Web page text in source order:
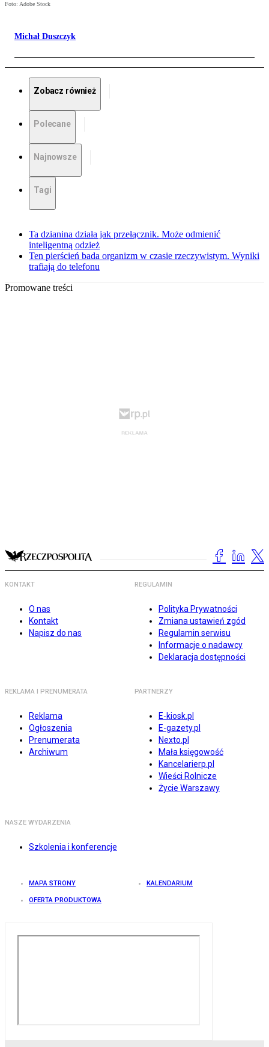
Foto: Adobe Stock
Michał Duszczyk
Zobacz również
Polecane
Najnowsze
Tagi
Ta dzianina działa jak przełącznik. Może odmienić
inteligentną odzież
Ten pierścień bada organizm w czasie rzeczywistym. Wyniki
trafiają do telefonu
Promowane treści
KONTAKT
O nas
Kontakt
Napisz do nas
REGULAMIN
Polityka Prywatności
Zmiana ustawień zgód
Regulamin serwisu
Informacje o nadawcy
Deklaracja dostępności
REKLAMA I PRENUMERATA
Reklama
Ogłoszenia
Prenumerata
Archiwum
PARTNERZY
E-kiosk.pl
E-gazety.pl
Nexto.pl
Mała księgowość
Kancelarierp.pl
Wieści Rolnicze
Życie Warszawy
NASZE WYDARZENIA
Szkolenia i konferencje
MAPA STRONY KALENDARIUM
OFERTA PRODUKTOWA